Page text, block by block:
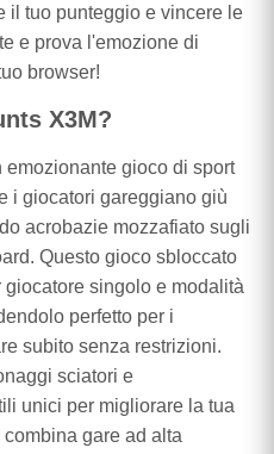
il tuo punteggio e vincere le
e prova l'emozione di
browser!
X3M?
gioco di sport
i giocatori gareggiano giù
acrobazie mozzafiato sugli
Questo gioco sbloccato
singolo e modalità
perfetto per i
subito senza restrizioni.
sciatori e
unici per migliorare la tua
gare ad alta